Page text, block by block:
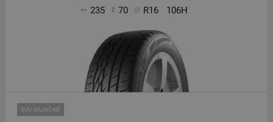
235 70 R16 106H
SUV-SILNIČNÉ